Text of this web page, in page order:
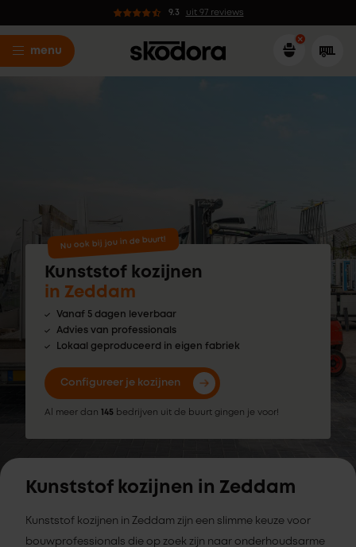
9.3 uit 97 reviews
menu
Nu ook bij jou in de buurt!
Kunststof kozijnen
in Zeddam
Vanaf 5 dagen leverbaar
Advies van professionals
Lokaal geproduceerd in eigen fabriek
Configureer je kozijnen
Al meer dan 145 bedrijven uit de buurt gingen je voor!
Kunststof kozijnen in Zeddam
Kunststof kozijnen in Zeddam zijn een slimme keuze voor
bouwprofessionals die op zoek zijn naar onderhoudsarme